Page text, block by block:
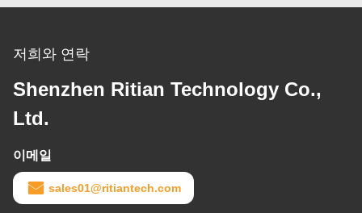
저희와 연락
Shenzhen Ritian Technology Co.,
Ltd.
이메일
sales01@ritiantech.com